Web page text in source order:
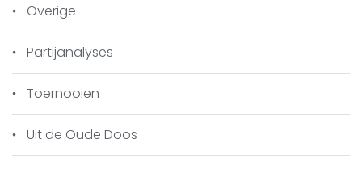
Overige
Partijanalyses
Toernooien
Uit de Oude Doos